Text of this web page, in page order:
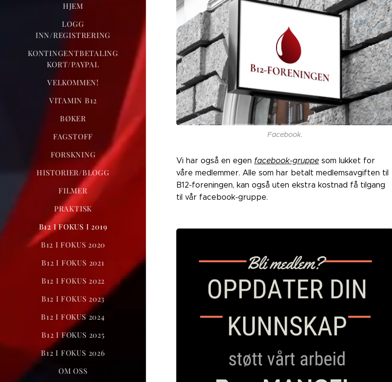
HJEM
LOGG
INN/REGISTRERING
KONTINGENTBETALING
KORT/PAYPAL
VELKOMMEN!
VITAMIN B12
BØKER
FAGSTOFF
FORSKNING
HISTORIER/BLOGG
FILMER
PRAKTISK
B12 I FOKUS I 2019
B12 I FOKUS 2020
B12 I FOKUS 2021
B12 I FOKUS 2022
B12 I FOKUS 2023
B12 I FOKUS 2024
B12 I FOKUS 2025
B12 I FOKUS 2026
OM OSS
Facebook.
Vi har også en egen facebook-gruppe som lukket for
våre medlemmer. Alle som har betalt medlemsavgiften til
B12-foreningen, kan også uten ekstra kostnad få tilgang
til vår facebook-gruppe.